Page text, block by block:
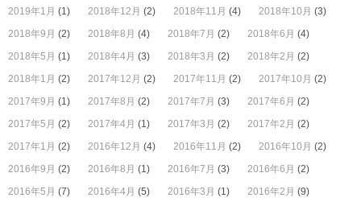
2019年1月 (1) 2018年12月 (2) 2018年11月 (4) 2018年10月 (3)
2018年9月 (2) 2018年8月 (4) 2018年7月 (2) 2018年6月 (4)
2018年5月 (1) 2018年4月 (3) 2018年3月 (2) 2018年2月 (2)
2018年1月 (2) 2017年12月 (2) 2017年11月 (2) 2017年10月 (2)
2017年9月 (1) 2017年8月 (2) 2017年7月 (3) 2017年6月 (2)
2017年5月 (2) 2017年4月 (1) 2017年3月 (2) 2017年2月 (2)
2017年1月 (2) 2016年12月 (4) 2016年11月 (2) 2016年10月 (2)
2016年9月 (2) 2016年8月 (1) 2016年7月 (3) 2016年6月 (2)
2016年5月 (7) 2016年4月 (5) 2016年3月 (1) 2016年2月 (9)